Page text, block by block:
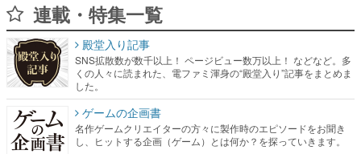
連載・特集一覧
殿堂入り記事
SNS拡散数が数千以上！ ページビュー数万以上！ などなど。多
くの人々に読まれた、電ファミ渾身の“殿堂入り”記事をまとめま
した。
ゲームの企画書
名作ゲームクリエイターの方々に製作時のエピソードをお聞き
し、ヒットする企画（ゲーム）とは何か？を探っていきます。